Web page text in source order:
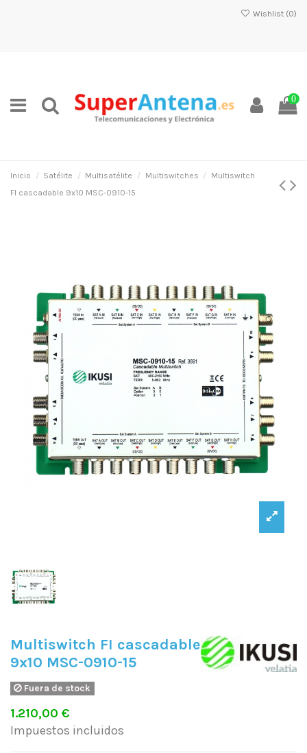
Wishlist (0)
0
Inicio Satélite Multisatélite Multiswitches
Multiswitch
FI cascadable 9x10 MSC-0910-15
Multiswitch FI cascadable
9x10 MSC-0910-15
Fuera de stock
1.210,00 €
Impuestos incluidos